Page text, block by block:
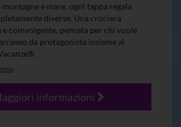
e mare, ogni tappa regala
diverse. Una crociera
e coinvolgente, pensata per chi vuole
da protagonista insieme al
informazioni